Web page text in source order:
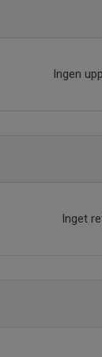
Ingen
Inget